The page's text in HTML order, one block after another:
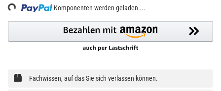
Loading... Komponenten werden geladen ...
Fachwissen, auf das Sie sich verlassen können.